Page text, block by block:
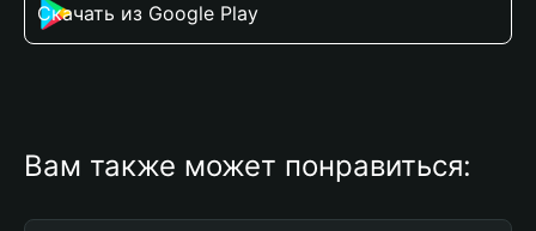
Скачать из Google Play
Вам также может понравиться: